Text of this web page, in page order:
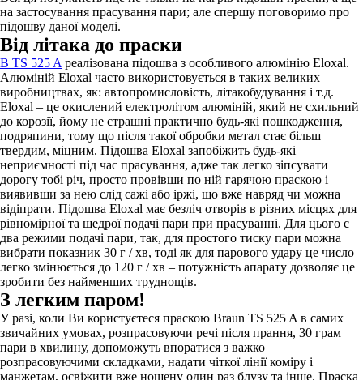
на застосування прасування пари; але спершу поговоримо про
підошву даної моделі.
Від літака до праски
В TS 525 A реалізована підошва з особливого алюмінію Eloxal.
Алюміній Eloxal часто використовується в таких великих
виробництвах, як: автопромисловість, літакобудування і т.д.
Eloxal – це окислений електролітом алюміній, який не схильний
до корозії, йому не страшні практично будь-які пошкодження,
подряпини, тому що після такої обробки метал стає більш
твердим, міцним. Підошва Eloxal запобіжить будь-які
неприємності під час прасування, адже так легко зіпсувати
дорогу тобі річ, просто провівши по ній гарячою праскою і
виявивши за нею слід сажі або іржі, що вже навряд чи можна
відіпрати. Підошва Eloxal має безліч отворів в різних місцях для
рівномірної та щедрої подачі пари при прасуванні. Для цього є
два режими подачі пари, так, для простого тиску пари можна
вибрати показник 30 г / хв, тоді як для парового удару це число
легко змінюється до 120 г / хв – потужність апарату дозволяє це
зробити без найменших труднощів.
З легким паром!
У разі, коли Ви користуєтеся праскою Braun TS 525 A в самих
звичайних умовах, розпрасовуючи речі після прання, 30 грам
пари в хвилину, допоможуть впоратися з важко
розпрасовуючими складками, надати чіткої лінії коміру і
манжетам, освіжити вже ношену один раз блузу та інше. Праска